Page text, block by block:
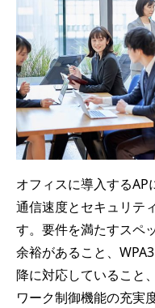
オフィスに導入する
通信速度とセキュリテ
す。要件を満たすスペ
余裕があること、
降に対応していること
ワーク制御機能の充実